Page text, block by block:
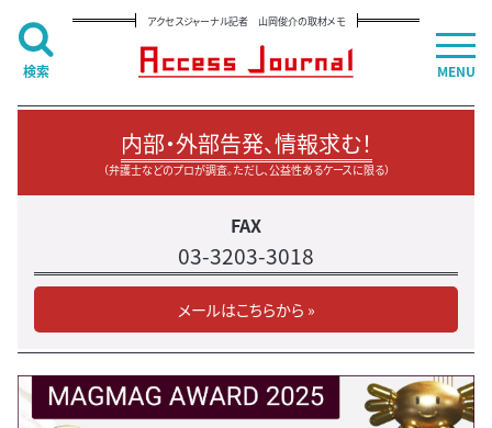
アクセスジャーナル記者 山岡俊介の取材メモ
内部・外部告発、情報求む！
（弁護士などのプロが調査。ただし、公益性あるケースに限る）
FAX
03-3203-3018
メールはこちらから »
MENU
検索